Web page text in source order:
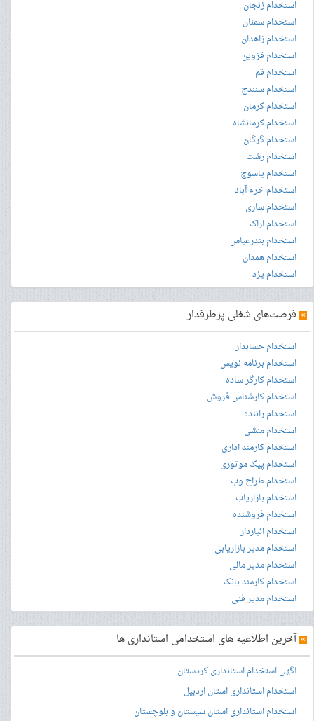
استخدام زنجان
استخدام سمنان
استخدام زاهدان
استخدام قزوین
استخدام قم
استخدام سنندج
استخدام کرمان
استخدام کرمانشاه
استخدام گرگان
استخدام رشت
استخدام یاسوج
استخدام خرم آباد
استخدام ساری
استخدام اراک
استخدام بندرعباس
استخدام همدان
استخدام یزد
» فرصت‌های شغلی پرطرفدار
استخدام حسابدار
استخدام برنامه نویس
استخدام کارگر ساده
استخدام کارشناس فروش
استخدام راننده
استخدام منشی
استخدام کارمند اداری
استخدام پیک موتوری
استخدام طراح وب
استخدام بازاریاب
استخدام فروشنده
استخدام انباردار
استخدام مدیر بازاریابی
استخدام مدیر مالی
استخدام کارمند بانک
استخدام مدیر فنی
»آخرین اطلاعیه های استخدامی استانداری ها
آگهی استخدام استانداری کردستان
استخدام استانداری استان اردبیل
استخدام استانداری استان سیستان و بلوچستان